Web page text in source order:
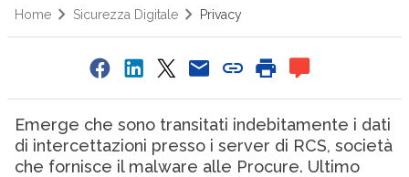
Home Sicurezza Digitale Privacy
Emerge che sono transitati indebitamente i dati
di intercettazioni presso i server di RCS, società
che fornisce il malware alle Procure. Ultimo